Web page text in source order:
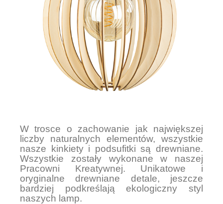
W trosce o zachowanie jak największej
liczby naturalnych elementów, wszystkie
nasze kinkiety i podsufitki są drewniane.
Wszystkie zostały wykonane w naszej
Pracowni Kreatywnej. Unikatowe i
oryginalne drewniane detale, jeszcze
bardziej podkreślają ekologiczny styl
naszych lamp.